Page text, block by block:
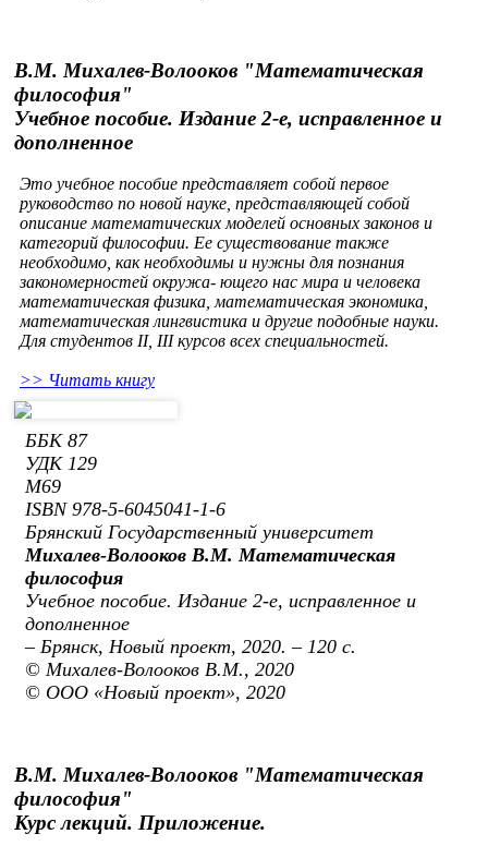
В.М. Михалев-Волооков "Математическая
философия"
Учебное пособие. Издание 2-е, исправленное и
дополненное
Это учебное пособие представляет собой первое
руководство по новой науке, представляющей собой
описание математических моделей основных законов и
категорий философии. Ее существование также
необходимо, как необходимы и нужны для познания
закономерностей окружа- ющего нас мира и человека
математическая физика, математическая экономика,
математическая лингвистика и другие подобные науки.
Для студентов II, III курсов всех специальностей.
>> Читать книгу
ББК 87
УДК 129
M69
ISBN 978-5-6045041-1-6
Брянский Государственный университет
Михалев-Волооков В.М. Математическая
философия
Учебное пособие. Издание 2-е, исправленное и
дополненное
– Брянск, Новый проект, 2020. – 120 с.
© Михалев-Волооков В.М., 2020
© ООО «Новый проект», 2020
В.М. Михалев-Волооков "Математическая
философия"
Курс лекций. Приложение.